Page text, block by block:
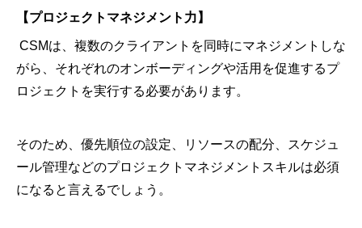
【プロジェクトマネジメント力】
CSMは、複数のクライアントを同時にマネジメントしな
がら、それぞれのオンボーディングや活用を促進するプ
ロジェクトを実行する必要があります。
そのため、優先順位の設定、リソースの配分、スケジュ
ール管理などのプロジェクトマネジメントスキルは必須
になると言えるでしょう。